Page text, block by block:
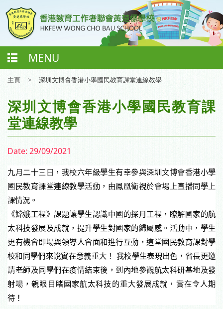
MENU
主頁 > 深圳文博會香港小學國民教育課堂連線教學
深圳文博會香港小學國民教育課
堂連線教學
Date: 29/09/2021
九月二十三日，我校六年級學生有幸參與深圳文博會香港小學
國民教育課堂連線教學活動，由鳳凰衛視於會場上直播同學上
課情況。
《嫦娥工程》課題讓學生認識中國的探月工程，瞭解國家的航
太科技發展及成就，提升學生對國家的歸屬感。活動中，學生
更有機會即場與領導人會面和進行互動，這堂國民教育課對學
校和同學們來說實在意義重大！
我校學生表現出色，省長更邀
請老師及同學們在疫情結束後，到內地參觀航太科研基地及發
射場，親眼目睹國家航太科技的重大發展成就，實在令人期
待！